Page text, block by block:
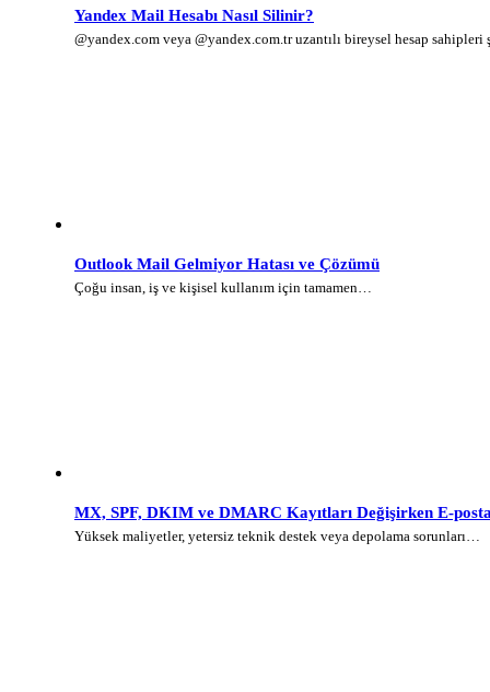
Yandex Mail Hesabı Nasıl Silinir?
@yandex.com veya @yandex.com.tr uzantılı bireysel hesap
Outlook Mail Gelmiyor Hatası ve Çözümü
Çoğu insan, iş ve kişisel kullanım için tamamen…
MX, SPF, DKIM ve DMARC Kayıtları Değişirken E-
Yüksek maliyetler, yetersiz teknik destek veya depolama sorunları…